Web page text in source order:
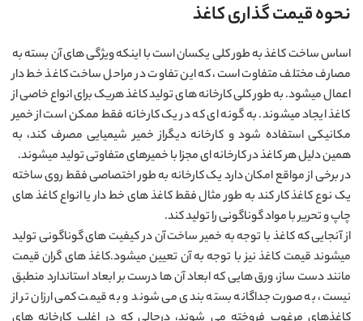
نحوه قیمت گذاری کاغذ
اساس ساخت کاغذ به طور کلی یکسان است با اینکه ویژگی های آن بسته به
مصارف مختلف متفاوت است، که این تفاوت در مراحل ساخت کاغذ خط دار
اعمال میشود. به طور کلی کارخانه های تولید کاغذ هریک برای انواع خاصی از
کاغذ ایجاد میشوند. به گونه ای که در یک کارخانه فقط ممکن است از خمیر
مکانیکی استفاده شود و کارخانه دیگراز خمیر شیمیایی مصرف کند، به
همین دلیل هر کاغذ در کارخانه ای مجزا با خمیرهای متفاوتی تولید میشوند.
در برخی از مواقع امکان دارد یک کارخانه به طور اختصاصی فقط روی ساخته
یک نوع کاغذ کار کند به طور مثال فقط کاغذ های خط دار یا انواع کاغذ های
چاپ و تحریر با مواد گوناگونی را تولید کند.
از آنجایی که کاغذ با توجه به خمیر ساخت آن در کیفیت های گوناگونی تولید
میشوند قیمت کاغذ نیز با توجه به آن تعیین میشود.کاغذ های گران قیمت
مانند دست ساز، ورق هایی که ابعاد آن ها درست بر ابعاد استاندارد منطبق
نیست، به صورت جداگانه بسته بندی می شوند و به قیمت کمی ارزان تر از